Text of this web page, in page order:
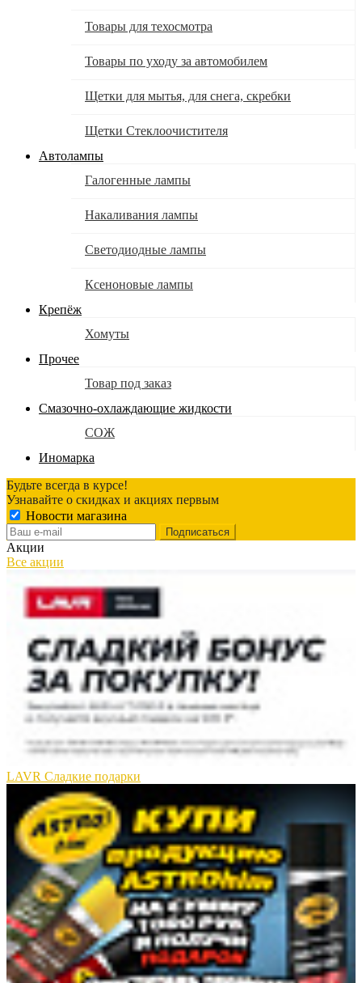
Товары для техосмотра
Товары по уходу за автомобилем
Щетки для мытья, для снега, скребки
Щетки Стеклоочистителя
Автолампы
Галогенные лампы
Накаливания лампы
Светодиодные лампы
Ксеноновые лампы
Крепёж
Хомуты
Прочее
Товар под заказ
Смазочно-охлаждающие жидкости
СОЖ
Иномарка
Будьте всегда в курсе!
Узнавайте о скидках и акциях первым
Новости магазина
Акции
Все акции
LAVR Сладкие подарки